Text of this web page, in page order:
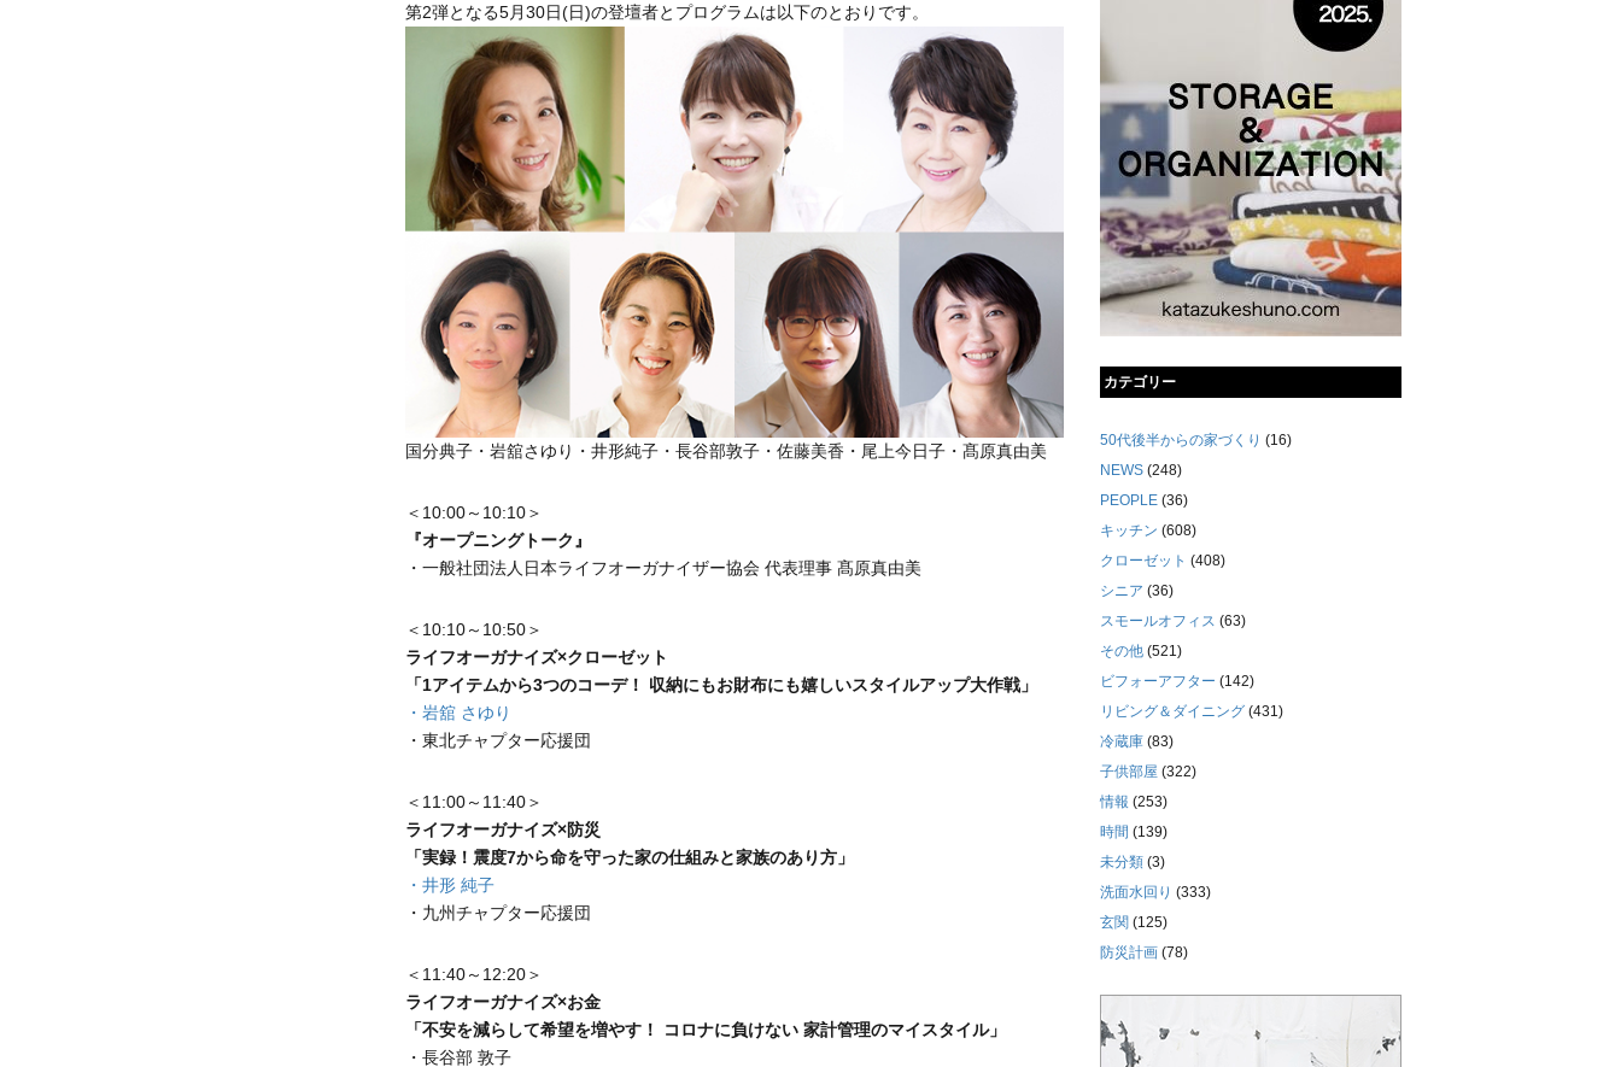
第2弾となる5月30日(日)の登壇者とプログラムは以下のとおりです。
国分典子・岩舘さゆり・井形純子・長谷部敦子・佐藤美香・尾上今日子・髙原真由美
＜10:00～10:10＞
『オープニングトーク』
・一般社団法人日本ライフオーガナイザー協会 代表理事 髙原真由美
＜10:10～10:50＞
ライフオーガナイズ×クローゼット
「1アイテムから3つのコーデ！ 収納にもお財布にも嬉しいスタイルアップ大作戦」
・岩舘 さゆり
・東北チャプター応援団
＜11:00～11:40＞
ライフオーガナイズ×防災
「実録！震度7から命を守った家の仕組みと家族のあり方」
・井形 純子
・九州チャプター応援団
＜11:40～12:20＞
ライフオーガナイズ×お金
「不安を減らして希望を増やす！ コロナに負けない 家計管理のマイスタイル」
・長谷部 敦子
カテゴリー
50代後半からの家づくり (16)
NEWS (248)
PEOPLE (36)
キッチン (608)
クローゼット (408)
シニア (36)
スモールオフィス (63)
その他 (521)
ビフォーアフター (142)
リビング＆ダイニング (431)
冷蔵庫 (83)
子供部屋 (322)
情報 (253)
時間 (139)
未分類 (3)
洗面水回り (333)
玄関 (125)
防災計画 (78)